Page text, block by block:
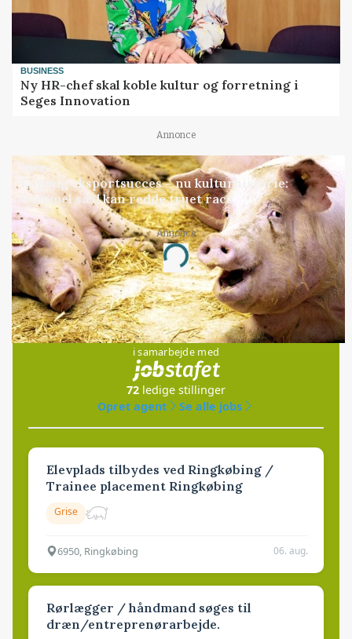
BUSINESS
Ny HR-chef skal koble kultur og forretning i
Seges Innovation
Annonce
GRISE
Engang eksportsucces – nu kulturhistorie:
Gammel sæd kan redde truet race
Annonce
Loading...
Jobs
i samarbejde med
72 ledige stillinger
Opret agent
Se alle jobs
Elevplads tilbydes ved Ringkøbing /
Trainee placement Ringkøbing
Grise
6950, Ringkøbing 06. aug.
Rørlægger / håndmand søges til
dræn/entreprenørarbejde.